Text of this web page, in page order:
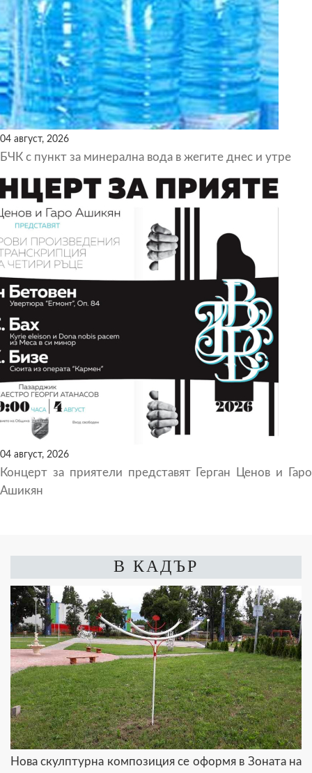
04 август, 2026
БЧК с пункт за минерална вода в жегите днес и утре
04 август, 2026
Концерт за приятели представят Герган Ценов и Гаро
Ашикян
В КАДЪР
Нова скулптурна композиция се оформя в Зоната на